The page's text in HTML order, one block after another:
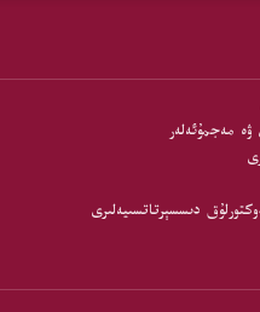
ۋە مەجمۇئەلەر
دىسسېرتاتسىيەلىرى